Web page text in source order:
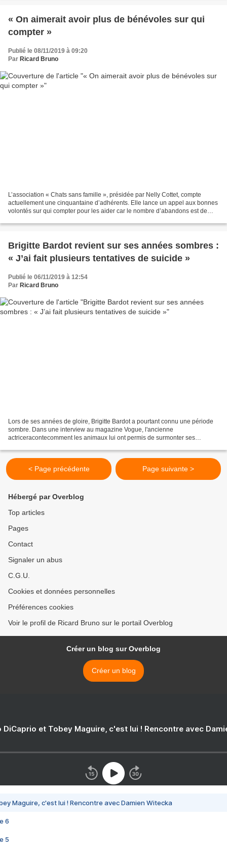
« On aimerait avoir plus de bénévoles sur qui
compter »
Publié le 08/11/2019 à 09:20
Par Ricard Bruno
L’association « Chats sans famille », présidée par Nelly Cottet, compte
actuellement une cinquantaine d’adhérents. Elle lance un appel aux bonnes
volontés sur qui compter pour les aider car le nombre d’abandons est de
Brigitte Bardot revient sur ses années sombres :
« J’ai fait plusieurs tentatives de suicide »
Publié le 06/11/2019 à 12:54
Par Ricard Bruno
Lors de ses années de gloire, Brigitte Bardot a pourtant connu une période
sombre. Dans une interview au magazine Vogue, l'ancienne
actriceracontecomment les animaux lui ont permis de surmonter ses
< Page précédente Page suivante >
Hébergé par Overblog
Top articles
Pages
Contact
Signaler un abus
C.G.U.
Cookies et données personnelles
Préférences cookies
Voir le profil de Ricard Bruno sur le portail Overblog
Créer un blog sur Overblog
Créer un blog
DiCaprio et Tobey Maguire, c'est lui ! Rencontre avec
Maguire, c'est lui ! Rencontre avec Damien Witecka
6
5